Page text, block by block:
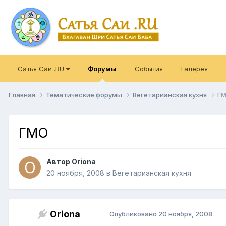
Сатья Саи .RU Форумы События Галерея
Главная Тематические форумы Вегетарианская кухня
ГМО
Автор Oriona
20 ноября, 2008 в Вегетарианская кухня
Oriona Опубликовано 20 ноября, 2008